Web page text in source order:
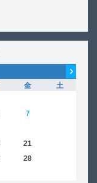
金
土
7
21
28